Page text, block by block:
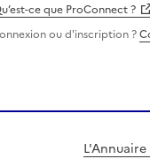
ce que ProConnect ?
ou d'inscription ?